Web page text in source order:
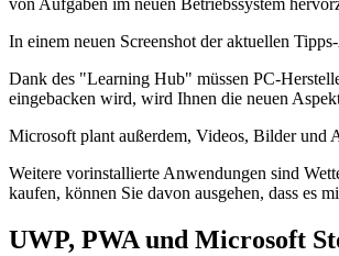
von Aufgaben im neuen Betriebssystem
In einem neuen Screenshot der aktuellen
Dank des "Learning Hub" müssen PC-
eingebacken wird, wird Ihnen die neuen
Microsoft plant außerdem, Videos, Bilder und
Weitere vorinstallierte Anwendungen sind
kaufen, können Sie davon ausgehen, dass es
UWP, PWA und Microsoft